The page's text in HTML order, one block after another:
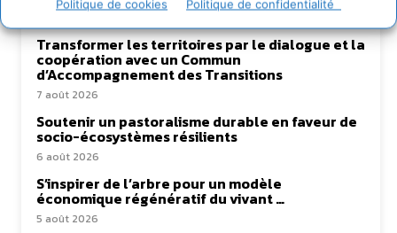
Politique de cookies Politique de confidentialité
Transformer les territoires par le dialogue et la
coopération avec un Commun
d’Accompagnement des Transitions
7 août 2026
Soutenir un pastoralisme durable en faveur de
socio-écosystèmes résilients
6 août 2026
S’inspirer de l’arbre pour un modèle
économique régénératif du vivant …
5 août 2026